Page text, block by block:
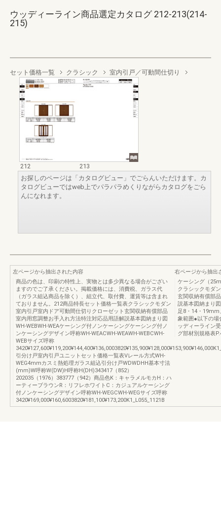
ウッディーライン商品選定カタログ 212-213(214-
215)
セット価格一覧 クラシック 室内引戸／可動間仕切り
212
213
お探しのページは「カタログビュー」でごらんいただけます。カ
タログビューではweb上でパラパラめくりながらカタログをごら
んになれます。
左ページから抽出された内容
商品の色は、印刷の特性上、実物とは多少異なる場合がござい
ますのでご了承ください。掲載価格には、消費税、ガラス代
（ガラス組込商品を除く）、組立代、取付費、運賃等は含まれ
ておりません。212商品特長セット価格一覧表クラシックモダン
室内引戸室内ドア可動間仕切りクローゼット玄関収納有償部品
室内用窓調整お手入れ方法特注対応品用語解説基本図納まり図
WH-WEBWH-WEAケーシング付ノンケーシングケーシング付ノ
ンケーシングデザイン呼称WH-WEACWH-WEAWH-WEBCWH-
WEBサイズ呼称
引分け戸室内引戸ユニットセット価格一覧表Vレール方式WH-
WEG4mmカスミ熱処理ガラス組込引分け戸WDWDHH基本寸法
(mm)W呼称W(DW)H呼称H(DH)343417（852）
202035（1976）383777（942）商品色K：キャラメルモカH：ハ
ーティーブラウンR：リフレホワイトC：カジュアルケーシング
付ノンケーシングデザイン呼称WH-WEGCWH-WEGサイズ呼称
3420¥169,000¥160,6003820¥181,100¥173,200K1_L055_1121B
右ページから抽出
ケーシング（
クラシックモダ
玄関収納有償部
説基本図納まり
足8・14・19mm
象範囲●以下の場
ッディーライン
グ部材別規格表